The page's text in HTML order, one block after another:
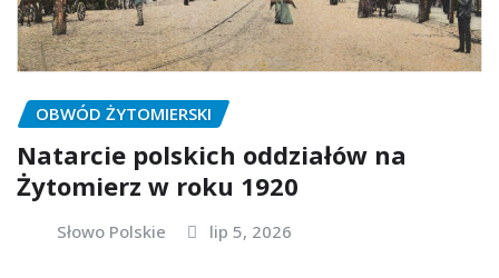
OBWÓD ŻYTOMIERSKI
Natarcie polskich oddziałów na
Żytomierz w roku 1920
Słowo Polskie lip 5, 2026